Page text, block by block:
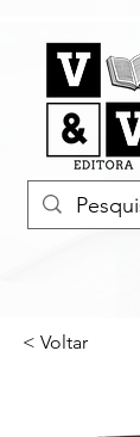
< Voltar